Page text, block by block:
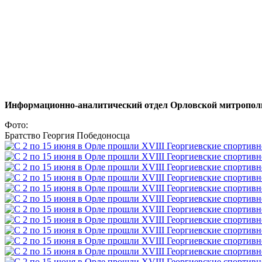
Информационно-аналитический отдел Орловской
Фото:
Братство Георгия Победоносца